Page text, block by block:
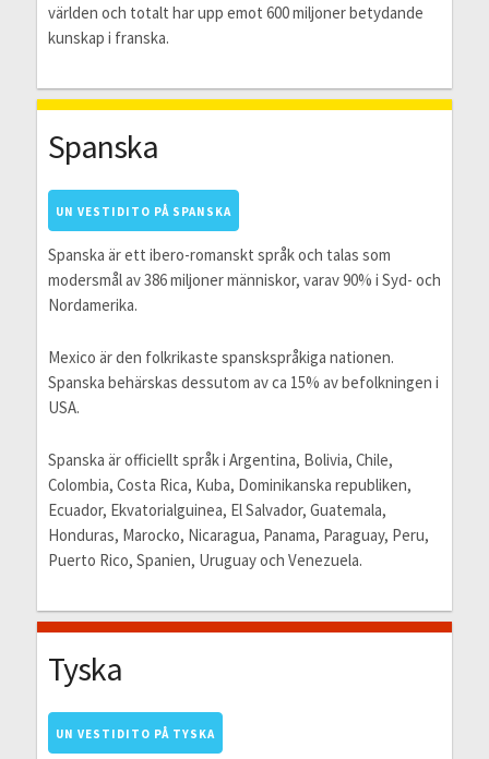
världen och totalt har upp emot 600 miljoner betydande
kunskap i franska.
Spanska
UN VESTIDITO PÅ SPANSKA
Spanska är ett ibero-romanskt språk och talas som
modersmål av 386 miljoner människor, varav 90% i Syd- och
Nordamerika.
Mexico är den folkrikaste spanskspråkiga nationen.
Spanska behärskas dessutom av ca 15% av befolkningen i
USA.
Spanska är officiellt språk i Argentina, Bolivia, Chile,
Colombia, Costa Rica, Kuba, Dominikanska republiken,
Ecuador, Ekvatorialguinea, El Salvador, Guatemala,
Honduras, Marocko, Nicaragua, Panama, Paraguay, Peru,
Puerto Rico, Spanien, Uruguay och Venezuela.
Tyska
UN VESTIDITO PÅ TYSKA